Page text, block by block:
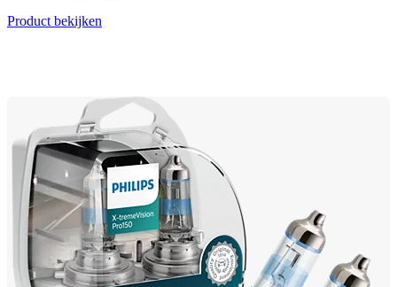
Product bekijken